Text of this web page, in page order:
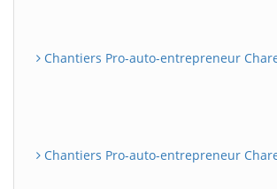
Chantiers Pro-auto-entrepreneur
Chantiers Pro-auto-entrepreneur